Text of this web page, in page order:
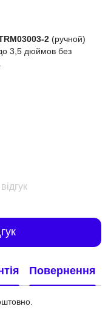
2 (ручной)
3,5 дюймов без
Повернення